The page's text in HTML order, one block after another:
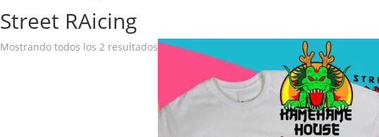
Street RAicing
Mostrando todos los 2 resultados